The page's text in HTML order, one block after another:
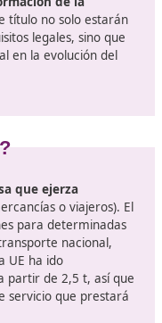
ser la solución a lo
certificado?
competencia
oportunidad de
en un sector
país. Con una
fundamentos
este curso prepara